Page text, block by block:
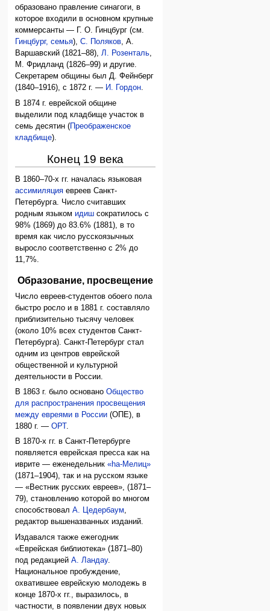
образовано правление синагоги, в
которое входили в основном крупные
коммерсанты — Г. О. Гинцбург (см.
Гинцбург, семья),С. Поляков, А.
Варшавский (1821–88),Л. Розенталь,
М. Фридланд (1826–99) и другие.
Секретарем общины был Д. Фейнберг
(1840–1916), с 1872 г. — И. Гордон.
В 1874 г. еврейской общине
выделили под кладбище участок в
семь десятин (Преображенское
кладбище).
Конец 19 века
В 1860–70-х гг. началась языковая
ассимиляция евреев Санкт-
Петербурга. Число считавших
родным языкомидиш сократилось с
98% (1869) до 83.6% (1881), в то
время как число русскоязычных
выросло соответственно с 2% до
11,7%.
Образование, просвещение
Число евреев-студентов обоего пола
быстро росло и в 1881 г. составляло
приблизительно тысячу человек
(около 10% всех студентов Санкт-
Петербурга). Санкт-Петербург стал
одним из центров еврейской
общественной и культурной
деятельности в России.
В 1863 г. было основаноОбщество
для распространения просвещения
между евреями в России (ОПЕ), в
1880 г. —ОРТ .
В 1870-х гг. в Санкт-Петербурге
появляется еврейская пресса как на
иврите — еженедельник«hа-Мелиц»
(1871–1904), так и на русском языке
— «Вестник русских евреев», (1871–
79), становлению которой во многом
способствовалА. Цедербаум,
редактор вышеназванных изданий.
Издавался также ежегодник
«Еврейская библиотека» (1871–80)
под редакциейА. Ландау.
Национальное пробуждение,
охватившее еврейскую молодежь в
конце 1870-х гг., выразилось, в
частности, в появлении двух новых